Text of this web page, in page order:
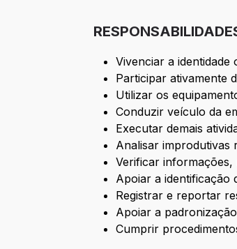
Vivenciar a
Participar ativamente
Utilizar os
Conduzir veículo da
Executar demais
Analisar improdutivas
Verificar informações,
Apoiar a identificação
Registrar e reportar
Apoiar a
Cumprir